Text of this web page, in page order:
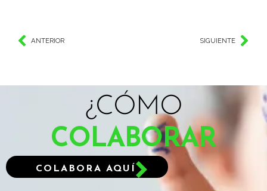
ANTERIOR SIGUIENTE
¿CÓMO
COLABORAR
COLABORA AQUÍ